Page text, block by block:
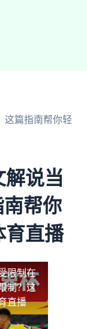
这篇指南帮你轻
解说当
帮你
育直播
限制在
制？这
直播